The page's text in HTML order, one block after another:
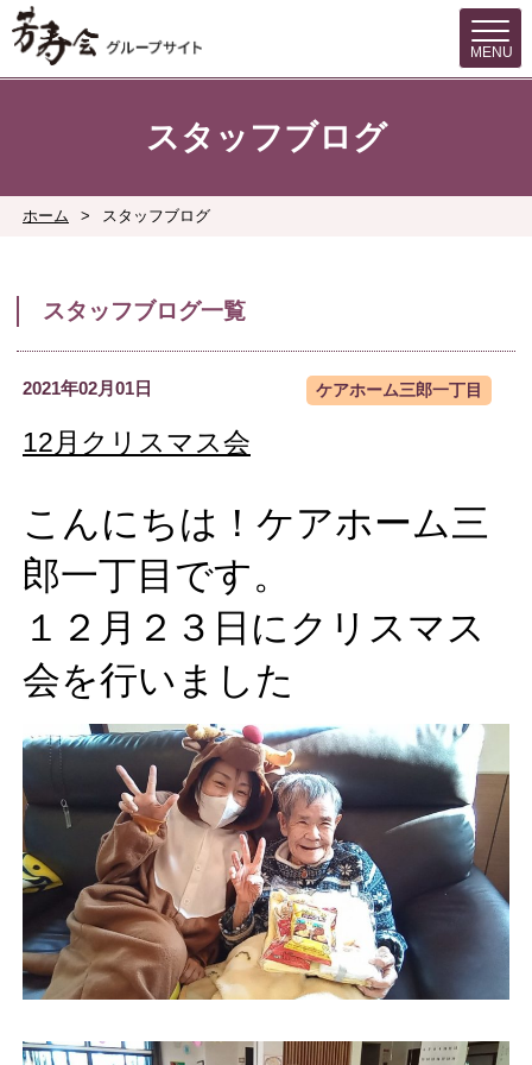
MENU
スタッフブログ
ホーム > スタッフブログ
スタッフブログ一覧
2021年02月01日 ケアホーム三郎一丁目
12月クリスマス会
こんにちは！ケアホーム三
郎一丁目です。
１２月２３日にクリスマス
会を行いました